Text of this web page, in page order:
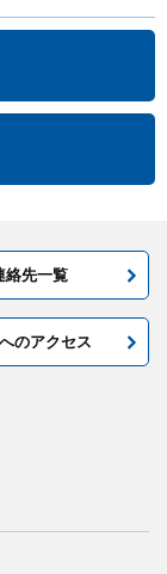
絡先一覧
のアクセス